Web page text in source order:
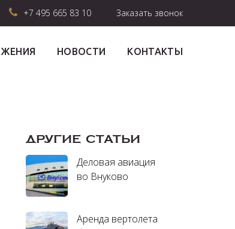
+7 495 665 83 10 Заказать звонок
НОВОСТИ КОНТАКТЫ
ДРУГИЕ СТАТЬИ
Деловая авиация
во Внуково
Аренда вертолета